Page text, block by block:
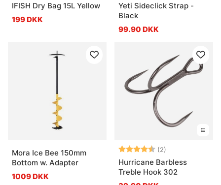
IFISH Dry Bag 15L Yellow
199 DKK
Yeti Sideclick Strap -
Black
99.90 DKK
Mora Ice Bee 150mm
Bottom w. Adapter
1009 DKK
Vurdering: (2)
Hurricane Barbless
Treble Hook 302